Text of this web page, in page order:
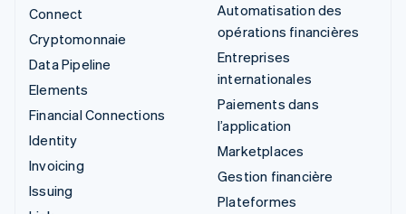
Connect
Cryptomonnaie
Data Pipeline
Elements
Financial Connections
Identity
Invoicing
Issuing
Automatisation des
opérations financières
Entreprises
internationales
Paiements dans
l’application
Marketplaces
Gestion financière
Plateformes